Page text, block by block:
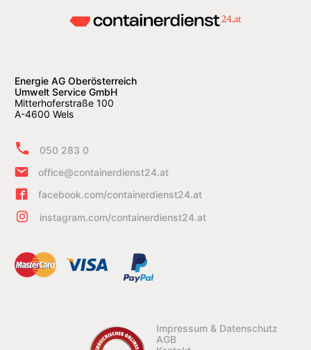
Energie AG Oberösterreich
Umwelt Service GmbH
Mitterhoferstraße 100
A-4600 Wels
050 283 0
office@containerdienst24.at
facebook.com/containerdienst24.at
instagram.com/containerdienst24.at
Impressum & Datenschutz
AGB